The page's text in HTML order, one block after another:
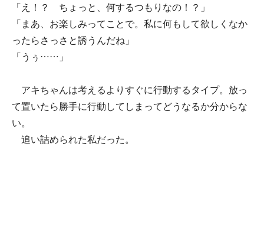
「え！？ ちょっと、何するつもりなの！？」
「まあ、お楽しみってことで。私に何もして欲しくなか
ったらさっさと誘うんだね」
「うぅ……」
アキちゃんは考えるよりすぐに行動するタイプ。放っ
て置いたら勝手に行動してしまってどうなるか分からな
い。
追い詰められた私だった。